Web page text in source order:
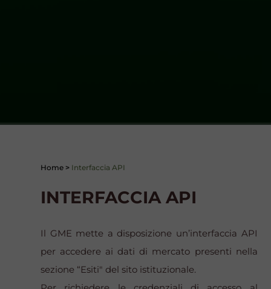
Home > Interfaccia API
INTERFACCIA API
Il GME mette a disposizione un’interfaccia API
per accedere ai dati di mercato presenti nella
sezione “Esiti" del sito istituzionale.